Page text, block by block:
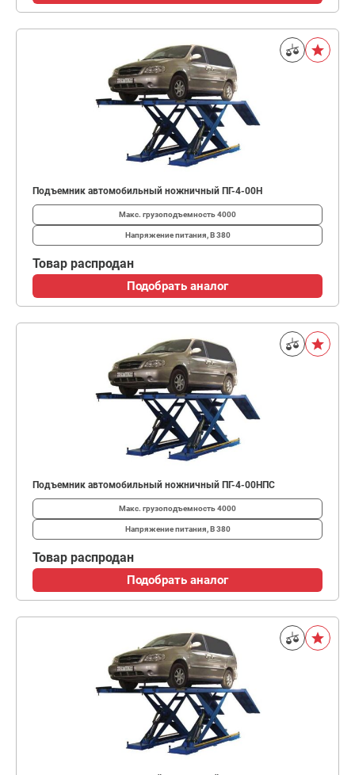
Подъемник автомобильный ножничный ПГ-4-00Н
Макс. грузоподъемность4000
Напряжение питания, В380
Товар распродан
Подобрать аналог
Подъемник автомобильный ножничный ПГ-4-00НПС
Макс. грузоподъемность4000
Напряжение питания, В380
Товар распродан
Подобрать аналог